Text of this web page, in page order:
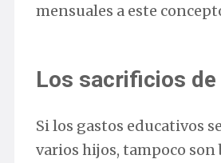
mensuales a este
Los sacrificios
Si los gastos educativos
varios hijos, tampoco